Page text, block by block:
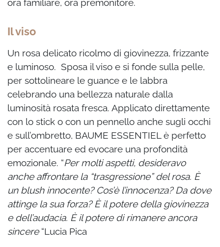
ora familiare, ora premonitore.
Il viso
Un rosa delicato ricolmo di giovinezza, frizzante
e luminoso. Sposa il viso e si fonde sulla pelle,
per sottolineare le guance e le labbra
celebrando una bellezza naturale dalla
luminosità rosata fresca. Applicato direttamente
con lo stick o con un pennello anche sugli occhi
e sull’ombretto, BAUME ESSENTIEL è perfetto
per accentuare ed evocare una profondità
emozionale. “Per molti aspetti, desideravo
anche affrontare la “trasgressione” del rosa. È
un blush innocente? Cos’è l’innocenza? Da dove
attinge la sua forza? È il potere della giovinezza
e dell’audacia. È il potere di rimanere ancora
sincere“Lucia Pica